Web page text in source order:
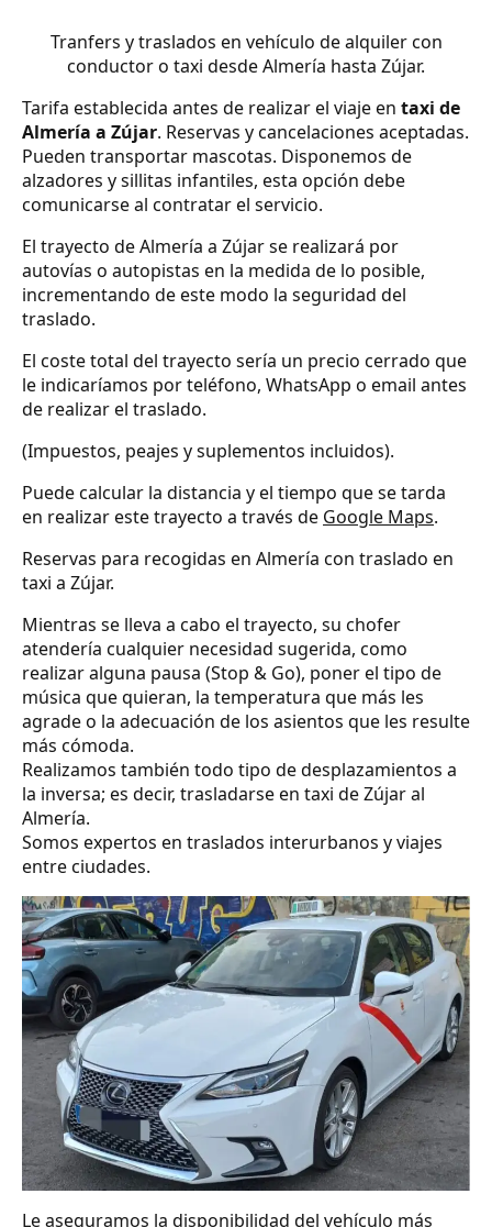
Tranfers y traslados en vehículo de alquiler con
conductor o taxi desde Almería hasta Zújar.
Tarifa establecida antes de realizar el viaje en taxi de
Almería a Zújar. Reservas y cancelaciones aceptadas.
Pueden transportar mascotas. Disponemos de
alzadores y sillitas infantiles, esta opción debe
comunicarse al contratar el servicio.
El trayecto de Almería a Zújar se realizará por
autovías o autopistas en la medida de lo posible,
incrementando de este modo la seguridad del
traslado.
El coste total del trayecto sería un precio cerrado que
le indicaríamos por teléfono, WhatsApp o email antes
de realizar el traslado.
(Impuestos, peajes y suplementos incluidos).
Puede calcular la distancia y el tiempo que se tarda
en realizar este trayecto a través de Google Maps.
Reservas para recogidas en Almería con traslado en
taxi a Zújar.
Mientras se lleva a cabo el trayecto, su chofer
atendería cualquier necesidad sugerida, como
realizar alguna pausa (Stop & Go), poner el tipo de
música que quieran, la temperatura que más les
agrade o la adecuación de los asientos que les resulte
más cómoda.
Realizamos también todo tipo de desplazamientos a
la inversa; es decir, trasladarse en taxi de Zújar al
Almería.
Somos expertos en traslados interurbanos y viajes
entre ciudades.
Le aseguramos la disponibilidad del vehículo más